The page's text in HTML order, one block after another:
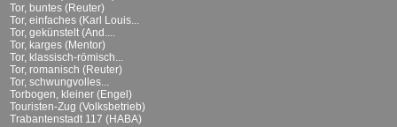
Tor, buntes (Reuter)
Tor, einfaches (Karl Louis...
Tor, gekünstelt (And....
Tor, karges (Mentor)
Tor, klassisch-römisch...
Tor, romanisch (Reuter)
Tor, schwungvolles...
Torbogen, kleiner (Engel)
Touristen-Zug (Volksbetrieb)
Trabantenstadt 117 (HABA)